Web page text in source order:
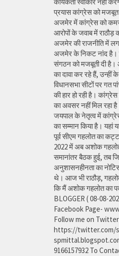
प्रयास कांग्रेस को मजबूत
अजमेर में कांग्रेस को
आरोपों के जवाब में राठौड़
अजमेर की राजनीति में
अजमेर के निकट नांद है।
संगठन को मजबूती दी
का दावा कर रहे हैं,
विधानसभा सीटों पर गत
की हार हो रही है।
का अवसर नहीं मिल रहा
जयपाल के नेतृत्व में
का सम्मान किया है। यहां
पूर्व सीएम गहलोत का
2022 में अब अशोक
समानांतर बैठक हुई, तब
अनुशासनहीनता का
थे। आज भी राठौड़,
कि मैं अशोक गहलोत का
BLOGGER ( 08-08-
Facebook Page-
Follow me on
https://twitter.com/
9166157932 To